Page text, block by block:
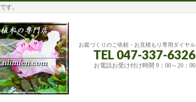
す。
お庭づくりのご依頼・お見積もり専用ダイヤル
TEL 047-337-6326
お電話お受け付け時間 9：00～20：00